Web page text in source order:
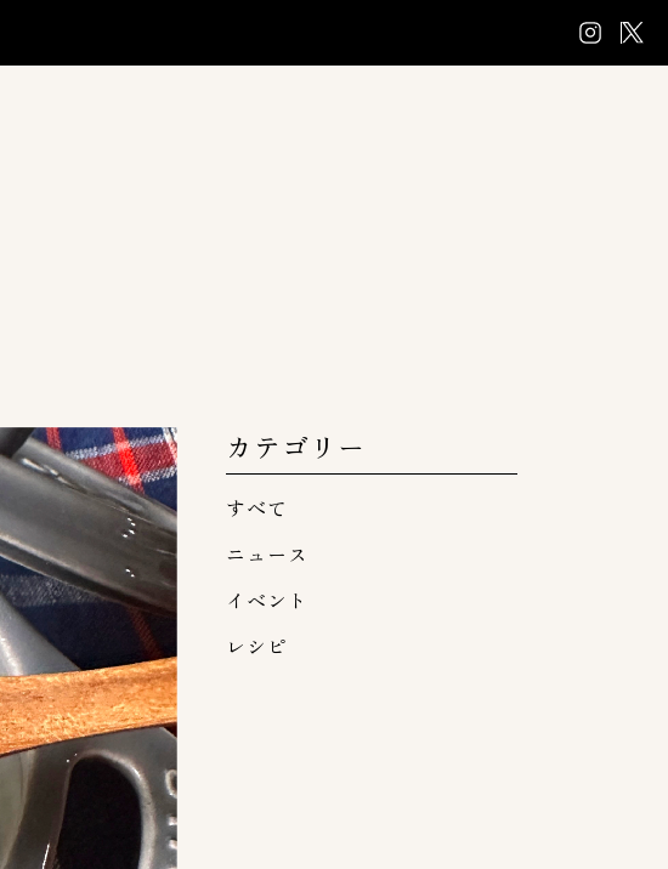
カテゴリー
すべて
ニュース
イベント
レシピ